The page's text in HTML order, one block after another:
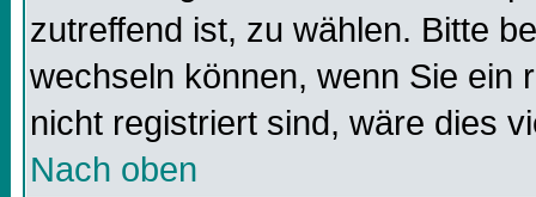
zutreffend ist, zu wählen. Bitte
wechseln können, wenn Sie ein
nicht registriert sind, wäre dies
Nach oben